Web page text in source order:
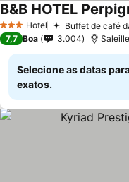
3 EstrelasHotel Buffet de café
B&B HOTEL
7,7 Boa 3.004
Selecione as datas
exatos.